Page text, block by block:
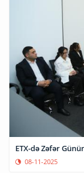
ETX-də Zəfər
08-11-2025